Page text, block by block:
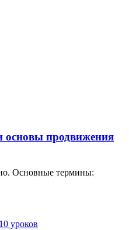
основы продвижения
Основные термины:
уроков